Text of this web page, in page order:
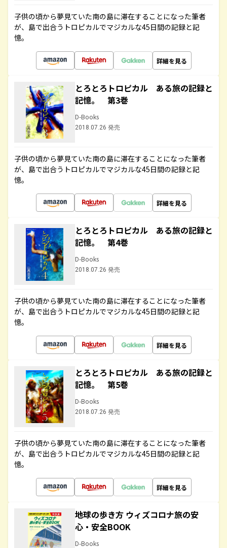
子供の頃から夢見ていた南の島に滞在することになった筆者
が、島で出合うトロピカルでマジカルな45日間の記録と記
憶。
詳細を見る
とろとろトロピカル ある旅の記録と
記憶。 第3巻
D-Books
2018.07.26 発売
子供の頃から夢見ていた南の島に滞在することになった筆者
が、島で出合うトロピカルでマジカルな45日間の記録と記
憶。
詳細を見る
とろとろトロピカル ある旅の記録と
記憶。 第4巻
D-Books
2018.07.26 発売
子供の頃から夢見ていた南の島に滞在することになった筆者
が、島で出合うトロピカルでマジカルな45日間の記録と記
憶。
詳細を見る
とろとろトロピカル ある旅の記録と
記憶。 第5巻
D-Books
2018.07.26 発売
子供の頃から夢見ていた南の島に滞在することになった筆者
が、島で出合うトロピカルでマジカルな45日間の記録と記
憶。
詳細を見る
地球の歩き方 ウィズコロナ旅の安
心・安全BOOK
D-Books